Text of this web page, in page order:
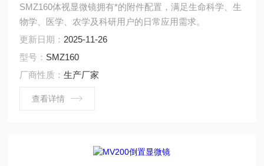
SMZ160体视显微镜拥有*的附件配置，满足生命科学、生
物学、医学、农学及科研用户的日常应用需求。
更新日期： 2025-11-26
型号： SMZ160
厂商性质：生产厂家
查看详情